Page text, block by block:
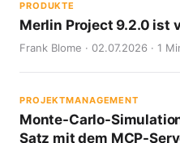
PRODUKTE
Merlin Project 9.2.0 ist
Frank Blome · 02.07.2026 · 1
PROJEKTMANAGEMENT
Monte-Carlo-
Satz mit dem MCP-